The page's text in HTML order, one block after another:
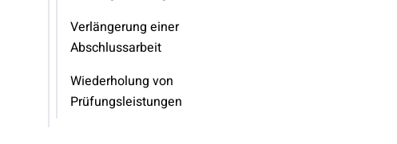
Verlängerung einer
Abschlussarbeit
Wiederholung von
Prüfungsleistungen